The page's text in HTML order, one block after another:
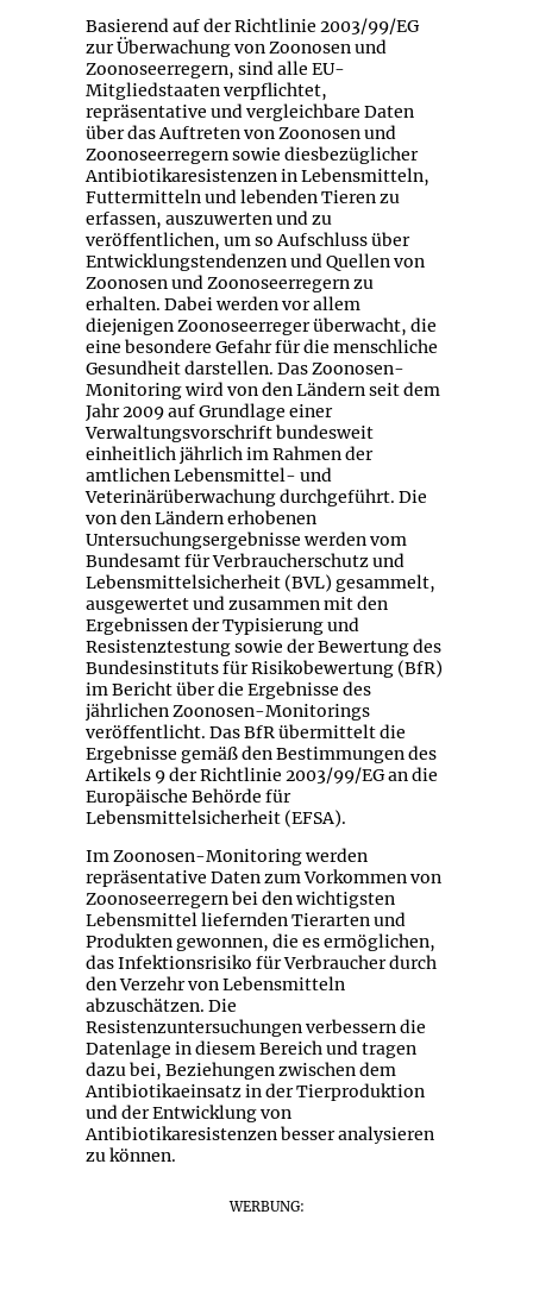
Basierend auf der Richtlinie 2003/99/EG
zur Überwachung von Zoonosen und
Zoonoseerregern, sind alle EU-
Mitgliedstaaten verpflichtet,
repräsentative und vergleichbare Daten
über das Auftreten von Zoonosen und
Zoonoseerregern sowie diesbezüglicher
Antibiotikaresistenzen in Lebensmitteln,
Futtermitteln und lebenden Tieren zu
erfassen, auszuwerten und zu
veröffentlichen, um so Aufschluss über
Entwicklungstendenzen und Quellen von
Zoonosen und Zoonoseerregern zu
erhalten. Dabei werden vor allem
diejenigen Zoonoseerreger überwacht, die
eine besondere Gefahr für die menschliche
Gesundheit darstellen. Das Zoonosen-
Monitoring wird von den Ländern seit dem
Jahr 2009 auf Grundlage einer
Verwaltungsvorschrift bundesweit
einheitlich jährlich im Rahmen der
amtlichen Lebensmittel- und
Veterinärüberwachung durchgeführt. Die
von den Ländern erhobenen
Untersuchungsergebnisse werden vom
Bundesamt für Verbraucherschutz und
Lebensmittelsicherheit (BVL) gesammelt,
ausgewertet und zusammen mit den
Ergebnissen der Typisierung und
Resistenztestung sowie der Bewertung des
Bundesinstituts für Risikobewertung (BfR)
im Bericht über die Ergebnisse des
jährlichen Zoonosen-Monitorings
veröffentlicht. Das BfR übermittelt die
Ergebnisse gemäß den Bestimmungen des
Artikels 9 der Richtlinie 2003/99/EG an die
Europäische Behörde für
Lebensmittelsicherheit (EFSA).
Im Zoonosen-Monitoring werden
repräsentative Daten zum Vorkommen von
Zoonoseerregern bei den wichtigsten
Lebensmittel liefernden Tierarten und
Produkten gewonnen, die es ermöglichen,
das Infektionsrisiko für Verbraucher durch
den Verzehr von Lebensmitteln
abzuschätzen. Die
Resistenzuntersuchungen verbessern die
Datenlage in diesem Bereich und tragen
dazu bei, Beziehungen zwischen dem
Antibiotikaeinsatz in der Tierproduktion
und der Entwicklung von
Antibiotikaresistenzen besser analysieren
zu können.
WERBUNG: